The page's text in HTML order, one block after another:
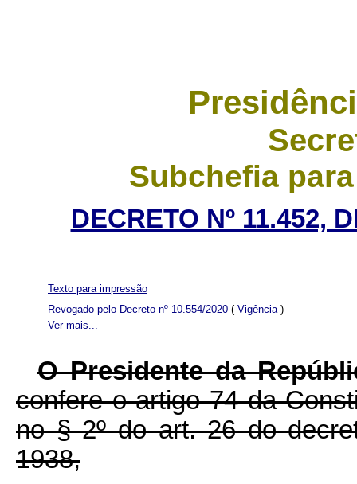
Subchefia
DECRETO Nº 11.452,
Ver mais...
Texto para impressão
Revogado pelo Decreto nº 10.554/2020 ( Vigência )
O Presidente da
confere o artigo 74 da
no § 2º do art. 26 do
1938,